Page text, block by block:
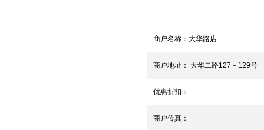
商户名称： 大华路店
商户地址： 大华二路127－129号
优惠折扣：
商户传真：